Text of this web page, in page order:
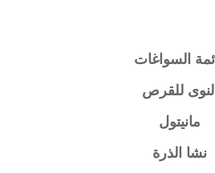
السواغات
النوى للقرص
مانيتول
نشا الذرة